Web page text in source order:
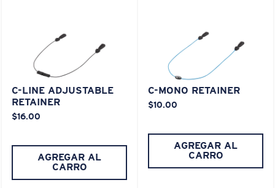
C-LINE ADJUSTABLE
RETAINER
$16.00
AGREGAR AL
CARRO
C-MONO RETAINER
$10.00
AGREGAR AL
CARRO